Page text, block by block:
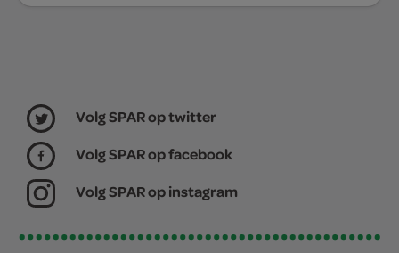
Volg SPAR op twitter
Volg SPAR op facebook
Volg SPAR op instagram